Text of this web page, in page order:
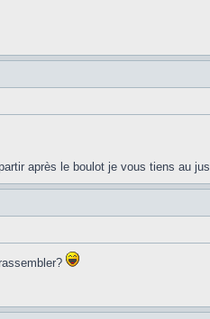
après le boulot je vous tiens au jus